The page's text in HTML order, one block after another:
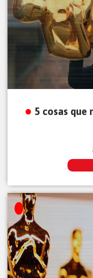
5 cosas que